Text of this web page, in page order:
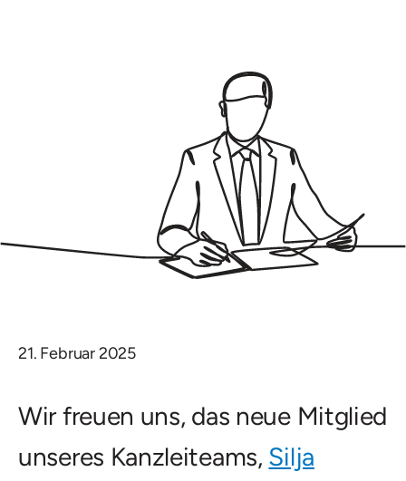
21. Februar 2025
Wir freuen uns, das neue Mitglied
unseres Kanzleiteams, Silja